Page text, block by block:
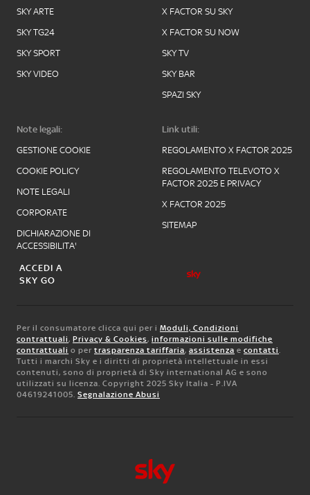
SKY ARTE
SKY TG24
SKY SPORT
SKY VIDEO
X FACTOR SU SKY
X FACTOR SU NOW
SKY TV
SKY BAR
SPAZI SKY
Note legali:
GESTIONE COOKIE
COOKIE POLICY
NOTE LEGALI
CORPORATE
DICHIARAZIONE DI
ACCESSIBILITA'
Link utili:
REGOLAMENTO X FACTOR 2025
REGOLAMENTO TELEVOTO X
FACTOR 2025 E PRIVACY
X FACTOR 2025
SITEMAP
ACCEDI A
SKY GO
Per il consumatore clicca qui per i Moduli, Condizioni
contrattuali, Privacy & Cookies, informazioni sulle modifiche
contrattuali o per trasparenza tariffaria, assistenza e contatti.
Tutti i marchi Sky e i diritti di proprietà intellettuale in essi
contenuti, sono di proprietà di Sky international AG e sono
utilizzati su licenza. Copyright 2025 Sky Italia - P.IVA
04619241005. Segnalazione Abusi